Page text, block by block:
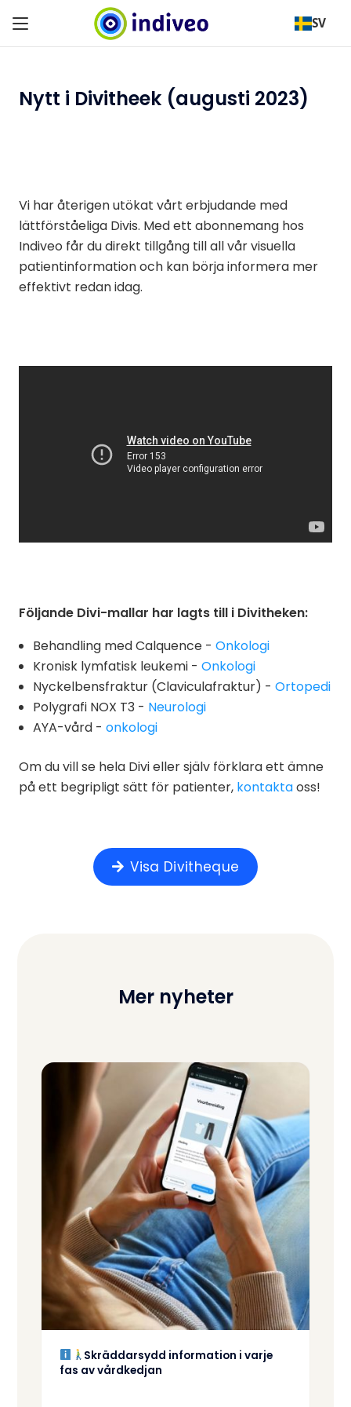
SV
Nytt i Divitheek (augusti 2023)
Vi har återigen utökat vårt erbjudande med
lättförståeliga Divis. Med ett abonnemang hos
Indiveo får du direkt tillgång till all vår visuella
patientinformation och kan börja informera mer
effektivt redan idag.
Följande Divi-mallar har lagts till i Divitheken:
Behandling med Calquence - Onkologi
Kronisk lymfatisk leukemi - Onkologi
Nyckelbensfraktur (Claviculafraktur) - Ortopedi
Polygrafi NOX T3 - Neurologi
AYA-vård - onkologi
Om du vill se hela Divi eller själv förklara ett ämne
på ett begripligt sätt för patienter, kontaktaoss!
Visa Divitheque
Mer nyheter
Skräddarsydd information i varje
fas av vårdkedjan